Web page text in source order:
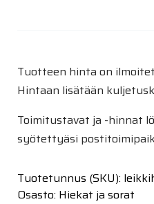
Tuotteen hinta on
Hintaan lisätään
Toimitustavat ja -hinnat
syötettyäsi
Tuotetunnus (SKU):
Osasto: Hiekat ja sorat